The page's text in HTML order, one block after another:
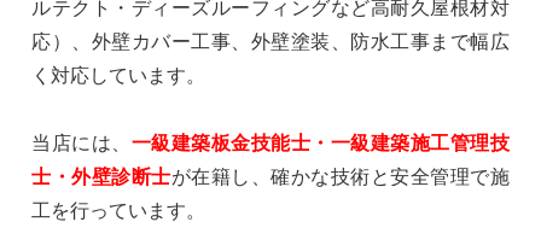
ルテクト・ディーズルーフィングなど高耐久屋根材対
応）、外壁カバー工事、外壁塗装、防水工事まで幅広
く対応しています。
当店には、 一級建築板金技能士・一級建築施工管理技
士・外壁診断士が在籍し、確かな技術と安全管理で施
工を行っています。